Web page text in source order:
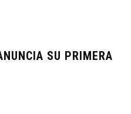
SU PRIMERA